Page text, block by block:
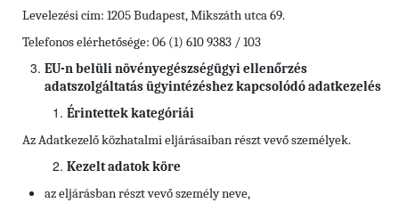
Levelezési cím: 1205 Budapest, Mikszáth utca 69.
Telefonos elérhetősége: 06 (1) 610 9383 / 103
EU-n belüli növényegészségügyi ellenőrzés
adatszolgáltatás ügyintézéshez kapcsolódó adatkezelés
Érintettek kategóriái
Az Adatkezelő közhatalmi eljárásaiban részt vevő személyek.
Kezelt adatok köre
az eljárásban részt vevő személy neve,